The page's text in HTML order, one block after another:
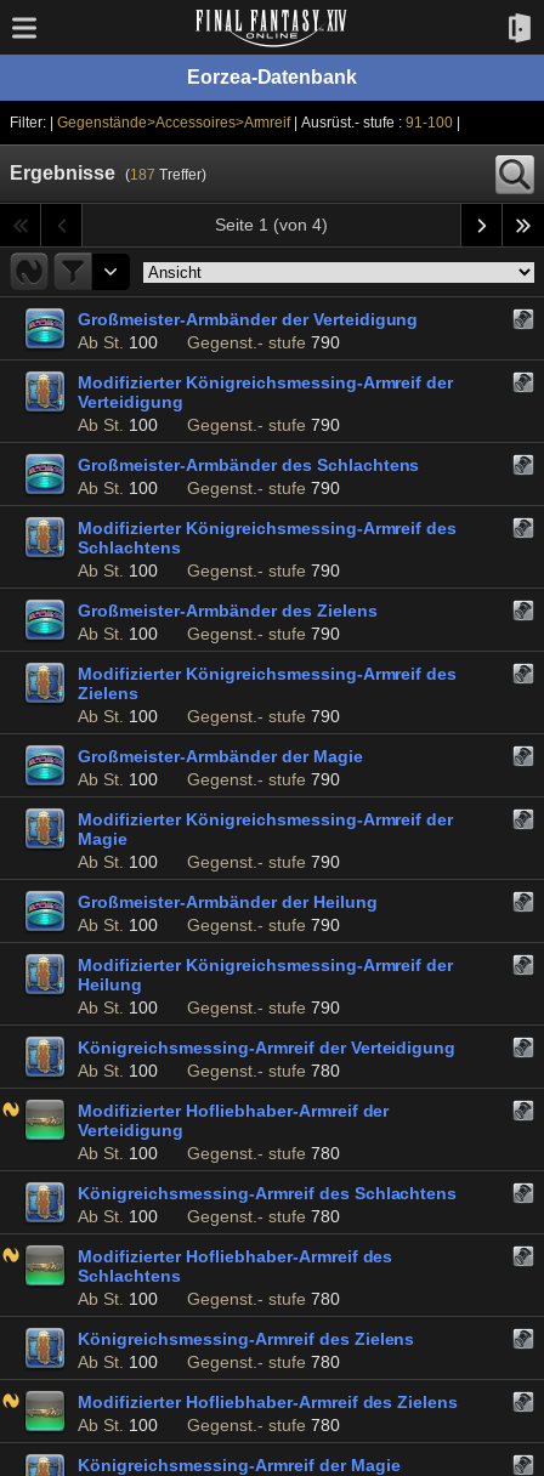
Eorzea-Datenbank
Filter: | Gegenstände>Accessoires>Armreif | Ausrüst.- stufe :91-100
Ergebnisse (187 Treffer)
Seite 1 (von 4)
Großmeister-Armbänder der Verteidigung
Ab St. 100 Gegenst.- stufe 790
Modifizierter Königreichsmessing-Armreif der
Verteidigung
Ab St. 100 Gegenst.- stufe 790
Großmeister-Armbänder des Schlachtens
Ab St. 100 Gegenst.- stufe 790
Modifizierter Königreichsmessing-Armreif des
Schlachtens
Ab St. 100 Gegenst.- stufe 790
Großmeister-Armbänder des Zielens
Ab St. 100 Gegenst.- stufe 790
Modifizierter Königreichsmessing-Armreif des
Zielens
Ab St. 100 Gegenst.- stufe 790
Großmeister-Armbänder der Magie
Ab St. 100 Gegenst.- stufe 790
Modifizierter Königreichsmessing-Armreif der
Magie
Ab St. 100 Gegenst.- stufe 790
Großmeister-Armbänder der Heilung
Ab St. 100 Gegenst.- stufe 790
Modifizierter Königreichsmessing-Armreif der
Heilung
Ab St. 100 Gegenst.- stufe 790
Königreichsmessing-Armreif der Verteidigung
Ab St. 100 Gegenst.- stufe 780
Modifizierter Hofliebhaber-Armreif der
Verteidigung
Ab St. 100 Gegenst.- stufe 780
Königreichsmessing-Armreif des Schlachtens
Ab St. 100 Gegenst.- stufe 780
Modifizierter Hofliebhaber-Armreif des
Schlachtens
Ab St. 100 Gegenst.- stufe 780
Königreichsmessing-Armreif des Zielens
Ab St. 100 Gegenst.- stufe 780
Modifizierter Hofliebhaber-Armreif des Zielens
Ab St. 100 Gegenst.- stufe 780
Königreichsmessing-Armreif der Magie